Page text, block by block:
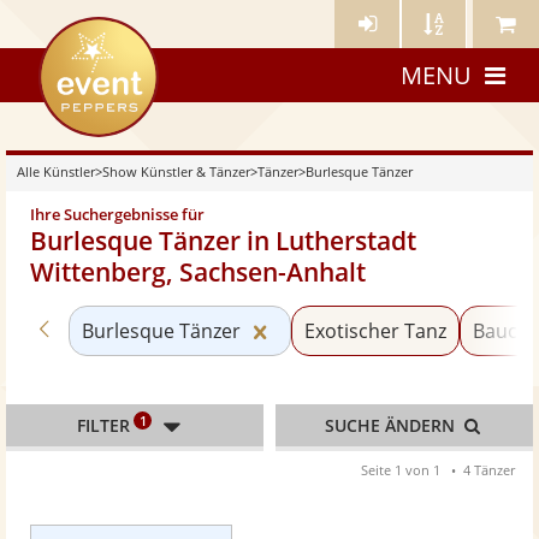
Künstler- Künstler Meine
eventpeppers
MENU
Alle Künstler>Show Künstler & Tänzer>Tänzer>Burlesque Tänzer
Ihre Suchergebnisse für
Burlesque Tänzer in Lutherstadt
Wittenberg, Sachsen-Anhalt
Zurück zu «Tänzer»
Burlesque Tänzer Kategorie «Burlesque
Exotischer Tanz
FILTER 1 SUCHE ÄNDERN
Seite 1 von 1 4 Tänzer